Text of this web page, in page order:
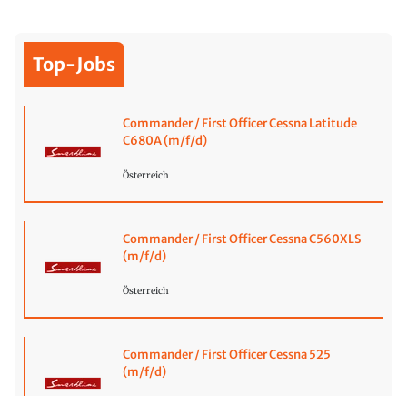
Top-Jobs
Commander / First Officer Cessna Latitude
C680A (m/f/d)
Österreich
Commander / First Officer Cessna C560XLS
(m/f/d)
Österreich
Commander / First Officer Cessna 525
(m/f/d)